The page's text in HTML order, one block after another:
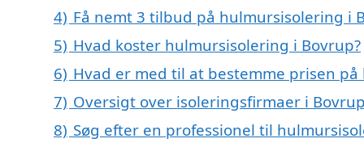
4) Få nemt 3 tilbud på hulmursisolering i
5) Hvad koster hulmursisolering i Bovrup?
6) Hvad er med til at bestemme prisen
7) Oversigt over isoleringsfirmaer i
8) Søg efter en professionel til